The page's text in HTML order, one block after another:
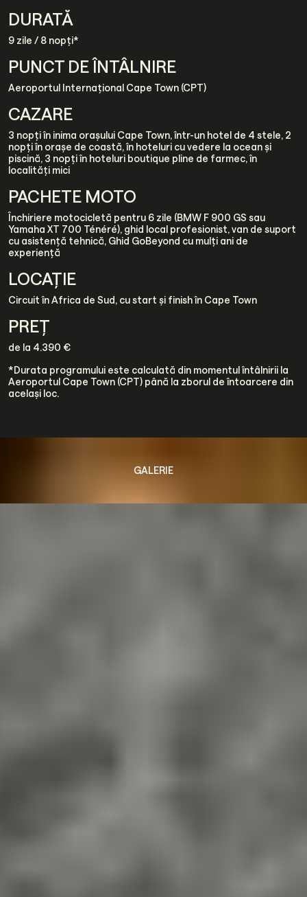
DURATĂ
9 zile / 8 nopți*
PUNCT DE ÎNTÂLNIRE
Aeroportul Internațional Cape Town (CPT)
CAZARE
3 nopți în inima orașului Cape Town, într-un hotel de 4 stele, 2
nopți în orașe de coastă, în hoteluri cu vedere la ocean și
piscină, 3 nopți în hoteluri boutique pline de farmec, în
localități mici
PACHETE MOTO
Închiriere motocicletă pentru 6 zile (BMW F 900 GS sau
Yamaha XT 700 Ténéré), ghid local profesionist, van de suport
cu asistență tehnică, Ghid GoBeyond cu mulți ani de
experiență
LOCAȚIE
Circuit în Africa de Sud, cu start și finish în Cape Town
PREȚ
de la 4.390 €
*Durata programului este calculată din momentul întâlnirii la
Aeroportul Cape Town (CPT) până la zborul de întoarcere din
același loc.
GALERIE